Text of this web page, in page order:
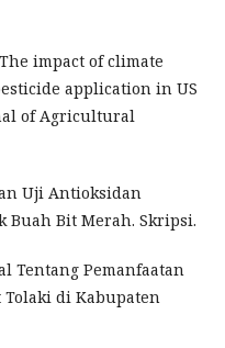
impact of climate
application in US
of Agricultural
Uji Antioksidan
Buah Bit Merah. Skripsi.
Tentang Pemanfaatan
Tolaki di Kabupaten